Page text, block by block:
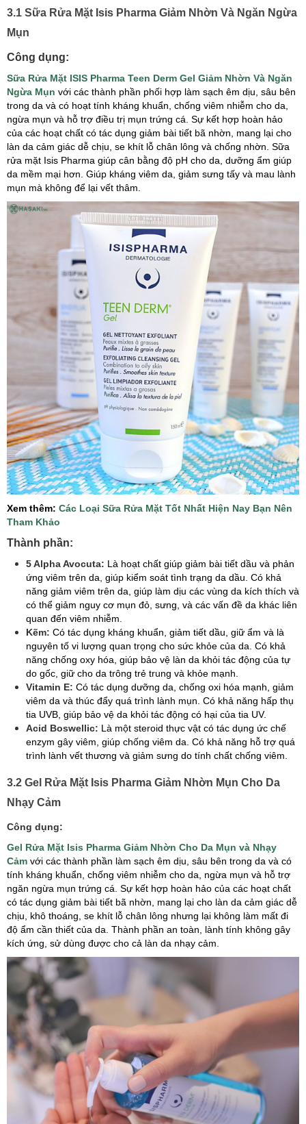
3.1 Sữa Rửa Mặt Isis Pharma Giảm Nhờn Và Ngăn Ngừa
Mụn
Công dụng:
Sữa Rửa Mặt ISIS Pharma Teen Derm Gel Giảm Nhờn Và Ngăn
Ngừa Mụn với các thành phần phối hợp làm sạch êm dịu, sâu bên
trong da và có hoạt tính kháng khuẩn, chống viêm nhiễm cho da,
ngừa mụn và hỗ trợ điều trị mụn trứng cá. Sự kết hợp hoàn hảo
của các hoạt chất có tác dụng giảm bài tiết bã nhờn, mang lại cho
làn da cảm giác dễ chịu, se khít lỗ chân lông và chống nhờn. Sữa
rửa mặt Isis Pharma giúp cân bằng độ pH cho da, dưỡng ẩm giúp
da mềm mại hơn. Giúp kháng viêm da, giảm sưng tấy và mau lành
mụn mà không để lại vết thâm.
Xem thêm: Các Loại Sữa Rửa Mặt Tốt Nhất Hiện Nay Bạn Nên
Tham Khảo
Thành phần:
5 Alpha Avocuta: Là hoạt chất giúp giảm bài tiết dầu và phản
ứng viêm trên da, giúp kiểm soát tình trạng da dầu. Có khả
năng giảm viêm trên da, giúp làm dịu các vùng da kích thích và
có thể giảm nguy cơ mụn đỏ, sưng, và các vấn đề da khác liên
quan đến viêm nhiễm.
Kẽm: Có tác dụng kháng khuẩn, giảm tiết dầu, giữ ẩm và là
nguyên tố vi lượng quan trọng cho sức khỏe của da. Có khả
năng chống oxy hóa, giúp bảo vệ làn da khỏi tác động của tự
do gốc, giữ cho da trông trẻ trung và khỏe mạnh.
Vitamin E: Có tác dụng dưỡng da, chống oxi hóa mạnh, giảm
viêm da và thúc đẩy quá trình lành mụn. Có khả năng hấp thụ
tia UVB, giúp bảo vệ da khỏi tác động có hại của tia UV.
Acid Boswellic: Là một steroid thực vật có tác dụng ức chế
enzym gây viêm, giúp chống viêm da. Có khả năng hỗ trợ quá
trình lành vết thương và giảm sưng do tính chất chống viêm.
3.2 Gel Rửa Mặt Isis Pharma Giảm Nhờn Mụn Cho Da
Nhạy Cảm
Công dụng:
Gel Rửa Mặt Isis Pharma Giảm Nhờn Cho Da Mụn và Nhạy
Cảm với các thành phần làm sạch êm dịu, sâu bên trong da và có
tính kháng khuẩn, chống viêm nhiễm cho da, ngừa mụn và hỗ trợ
ngăn ngừa mụn trứng cá. Sự kết hợp hoàn hảo của các hoạt chất
có tác dụng giảm bài tiết bã nhờn, mang lại cho làn da cảm giác dễ
chịu, khô thoáng, se khít lỗ chân lông nhưng lại không làm mất đi
độ ẩm cần thiết của da. Thành phần an toàn, lành tính không gây
kích ứng, sử dùng được cho cả làn da nhạy cảm.